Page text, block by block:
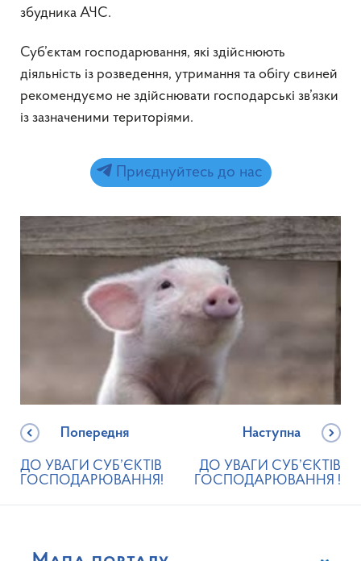
збудника АЧС.
Суб’єктам господарювання, які здійснюють
діяльність із розведення, утримання та обігу свиней
рекомендуємо не здійснювати господарські зв’язки
із зазначеними територіями.
Приєднуйтесь до нас
Попередня
ДО УВАГИ СУБ’ЄКТІВ
ГОСПОДАРЮВАННЯ!
Наступна
ДО УВАГИ СУБ’ЄКТІВ
ГОСПОДАРЮВАННЯ !